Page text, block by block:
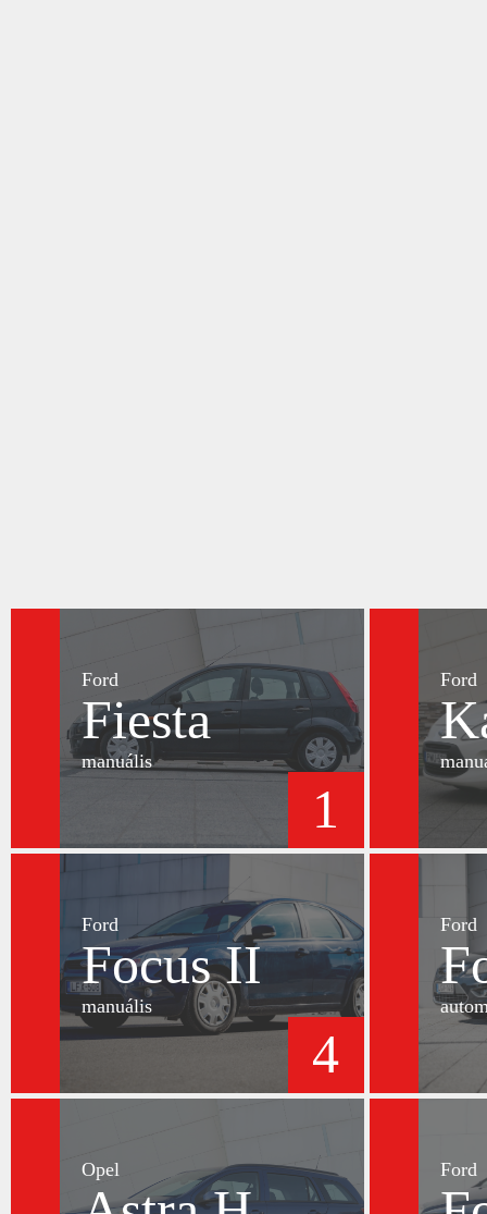
Ford
Fiesta
manuális
1
Ford
Ford
Focus II
manuális
4
Ford
Opel Ford